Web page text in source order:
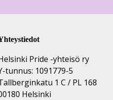
Pride -yhteisö ry
tunnus: 1091779-5
1 C / PL 168
Helsinki